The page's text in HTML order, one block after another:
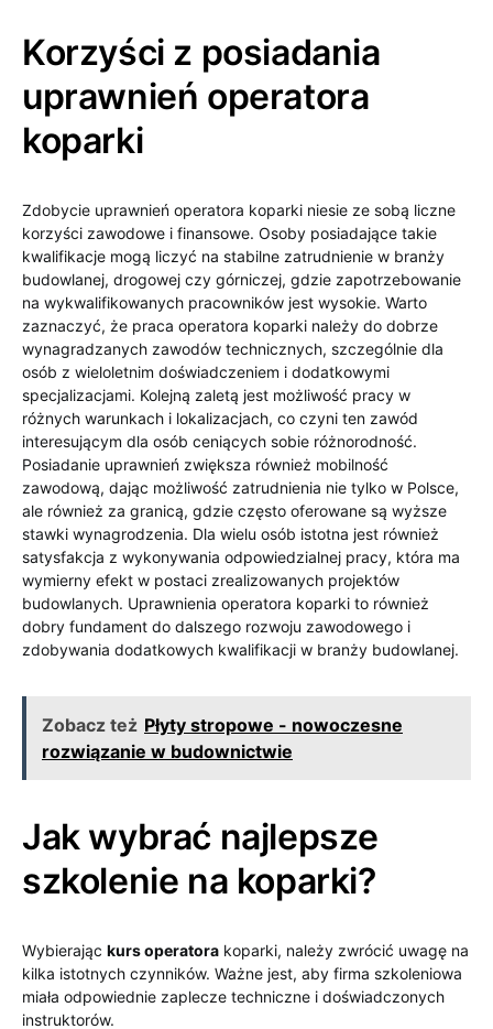
Korzyści z posiadania
uprawnień operatora
koparki
Zdobycie uprawnień operatora koparki niesie ze sobą liczne
korzyści zawodowe i finansowe. Osoby posiadające takie
kwalifikacje mogą liczyć na stabilne zatrudnienie w branży
budowlanej, drogowej czy górniczej, gdzie zapotrzebowanie
na wykwalifikowanych pracowników jest wysokie. Warto
zaznaczyć, że praca operatora koparki należy do dobrze
wynagradzanych zawodów technicznych, szczególnie dla
osób z wieloletnim doświadczeniem i dodatkowymi
specjalizacjami. Kolejną zaletą jest możliwość pracy w
różnych warunkach i lokalizacjach, co czyni ten zawód
interesującym dla osób ceniących sobie różnorodność.
Posiadanie uprawnień zwiększa również mobilność
zawodową, dając możliwość zatrudnienia nie tylko w Polsce,
ale również za granicą, gdzie często oferowane są wyższe
stawki wynagrodzenia. Dla wielu osób istotna jest również
satysfakcja z wykonywania odpowiedzialnej pracy, która ma
wymierny efekt w postaci zrealizowanych projektów
budowlanych. Uprawnienia operatora koparki to również
dobry fundament do dalszego rozwoju zawodowego i
zdobywania dodatkowych kwalifikacji w branży budowlanej.
Zobacz też Płyty stropowe - nowoczesne
rozwiązanie w budownictwie
Jak wybrać najlepsze
szkolenie na koparki?
Wybierając kurs operatora koparki, należy zwrócić uwagę na
kilka istotnych czynników. Ważne jest, aby firma szkoleniowa
miała odpowiednie zaplecze techniczne i doświadczonych
instruktorów.